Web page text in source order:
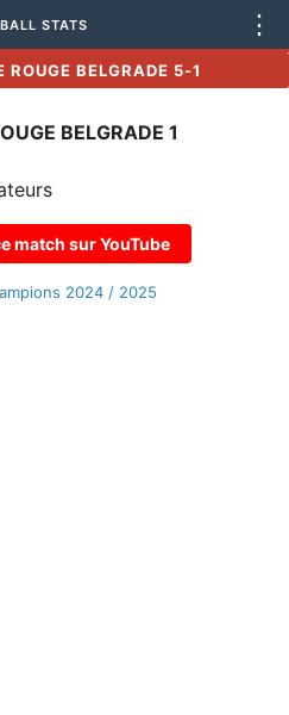
STATS ⋮
BELGRADE 5-1
BELGRADE 1
match sur YouTube
2024 / 2025